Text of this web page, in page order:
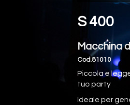
S 400
Macchina
Cod.81010
Piccola e
tuo party
Ideale per